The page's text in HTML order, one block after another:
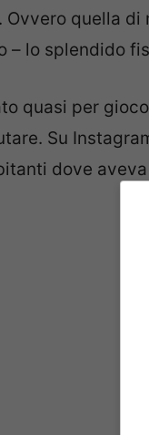
. Ovvero quella di
– lo splendido
quasi per
Su
dove